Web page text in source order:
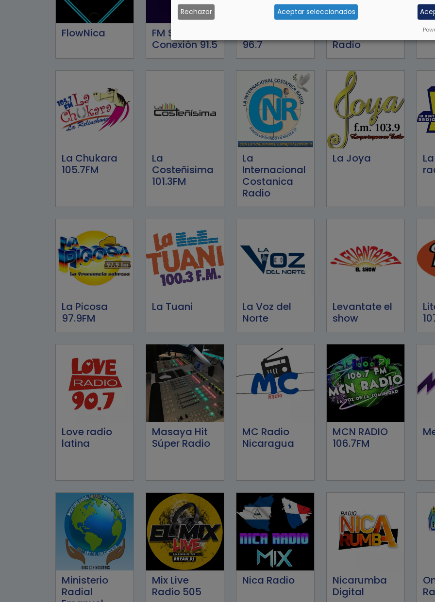
FlowNica
FM Stereo
Conexión 91.5
96.7
Radio
La Chukara
105.7FM
La
Costeñisima
101.3FM
La
Internacional
Costanica
Radio
La Joya
La Picosa
97.9FM
La Tuani
La Voz del
Norte
Levantate el
show
Love radio
latina
Masaya Hit
Súper Radio
MC Radio
Nicaragua
MCN RADIO
106.7FM
Ministerio
Radial
Mix Live
Radio 505
Nica Radio
Nicarumba
Digital
Rechazar Aceptar seleccionados